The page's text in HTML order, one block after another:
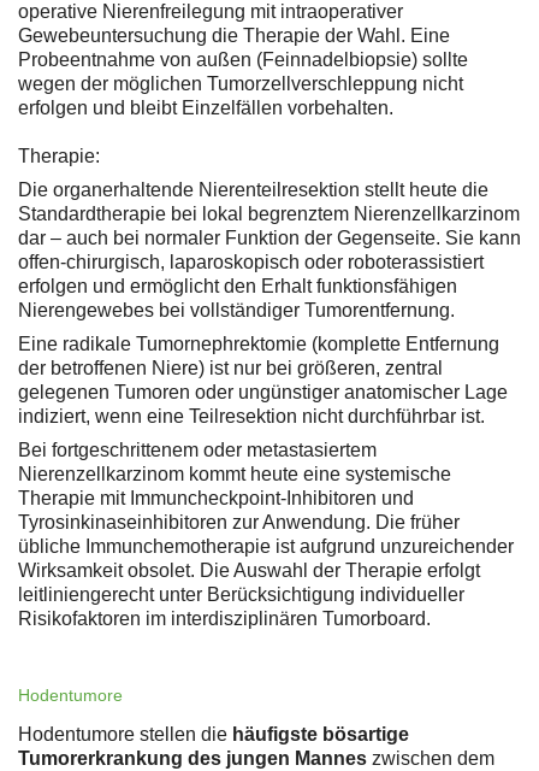
operative Nierenfreilegung mit intraoperativer
Gewebeuntersuchung die Therapie der Wahl. Eine
Probeentnahme von außen (Feinnadelbiopsie) sollte
wegen der möglichen Tumorzellverschleppung nicht
erfolgen und bleibt Einzelfällen vorbehalten.
Therapie:
Die organerhaltende Nierenteilresektion stellt heute die
Standardtherapie bei lokal begrenztem Nierenzellkarzinom
dar – auch bei normaler Funktion der Gegenseite. Sie kann
offen-chirurgisch, laparoskopisch oder roboterassistiert
erfolgen und ermöglicht den Erhalt funktionsfähigen
Nierengewebes bei vollständiger Tumorentfernung.
Eine radikale Tumornephrektomie (komplette Entfernung
der betroffenen Niere) ist nur bei größeren, zentral
gelegenen Tumoren oder ungünstiger anatomischer Lage
indiziert, wenn eine Teilresektion nicht durchführbar ist.
Bei fortgeschrittenem oder metastasiertem
Nierenzellkarzinom kommt heute eine systemische
Therapie mit Immuncheckpoint-Inhibitoren und
Tyrosinkinaseinhibitoren zur Anwendung. Die früher
übliche Immunchemotherapie ist aufgrund unzureichender
Wirksamkeit obsolet. Die Auswahl der Therapie erfolgt
leitliniengerecht unter Berücksichtigung individueller
Risikofaktoren im interdisziplinären Tumorboard.
Hodentumore
Hodentumore stellen die häufigste bösartige
Tumorerkrankung des jungen Mannes zwischen dem